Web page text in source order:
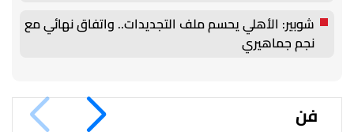
شوبير: الأهلي يحسم ملف التجديدات.. واتفاق نهائي مع
نجم جماهيري
فن